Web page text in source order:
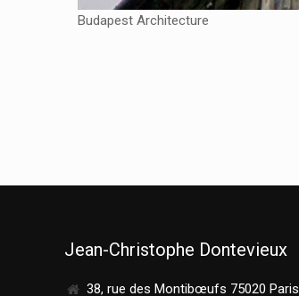
Budapest Architecture
Jean-Christophe Dontevieux
38, rue des Montibœufs 75020 Paris